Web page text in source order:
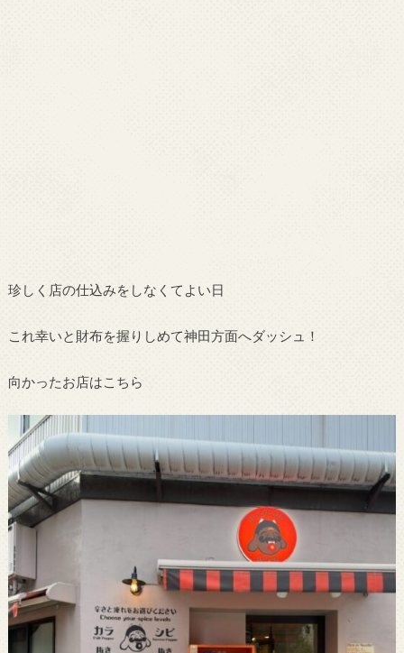
珍しく店の仕込みをしなくてよい日
これ幸いと財布を握りしめて神田方面へダッシュ！
向かったお店はこちら